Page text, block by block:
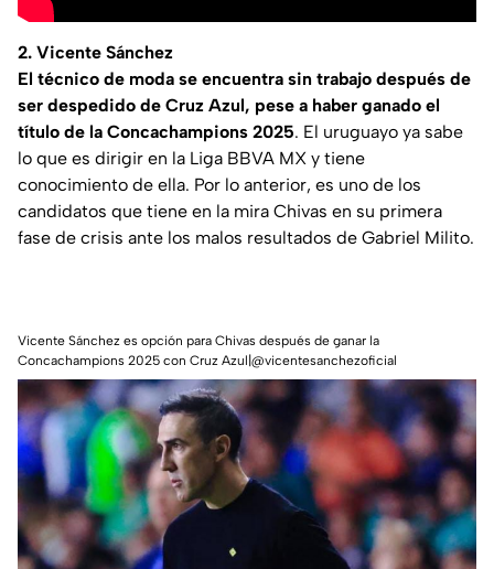
2. Vicente Sánchez
El técnico de moda se encuentra sin trabajo después de
ser despedido de Cruz Azul, pese a haber ganado el
título de la Concachampions 2025. El uruguayo ya sabe
lo que es dirigir en la Liga BBVA MX y tiene
conocimiento de ella. Por lo anterior, es uno de los
candidatos que tiene en la mira Chivas en su primera
fase de crisis ante los malos resultados de Gabriel Milito.
Vicente Sánchez es opción para Chivas después de ganar la
Concachampions 2025 con Cruz Azul|@vicentesanchezoficial